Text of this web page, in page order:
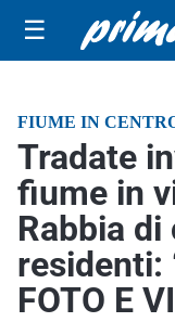
☰
FIUME IN
Tradate
fiume in
Rabbia
residenti:
FOTO E